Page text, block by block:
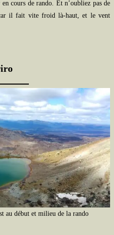
cours de rando. Et n’oubliez pas de
il fait vite froid là-haut, et le vent
au début et milieu de la rando